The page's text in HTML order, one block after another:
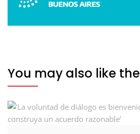
You may also like